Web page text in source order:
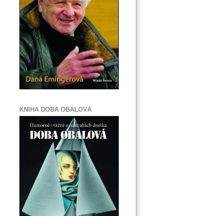
KNIHA DOBA OBALOVÁ